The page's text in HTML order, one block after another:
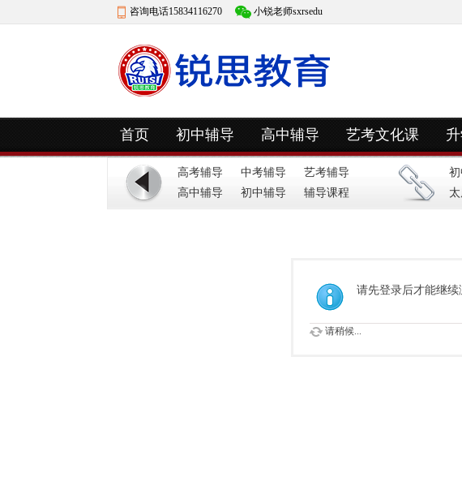
咨询电话15834116270 小锐老师sxrsedu
快捷导航
首页 初中辅导 高中辅导 艺考文化课
高考辅导 中考辅导
艺考辅导
高中辅导
初中辅导 辅导课程
请先登录后才能继续
请稍候...